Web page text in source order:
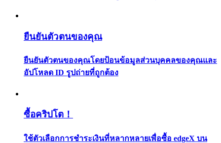
เรียนรู้วิธีการรักษาผลกำไร
ยืนยันตัวตนของคุณ
ยืนยันตัวตนของคุณโดยป้อนข้อมูลส่วนบุคคลของคุณและ
อัปโหลด ID รูปถ่ายที่ถูกต้อง
ซื้อคริปโต！
ใช้ตัวเลือกการชำระเงินที่หลากหลายเพื่อซื้อ edgeX บน